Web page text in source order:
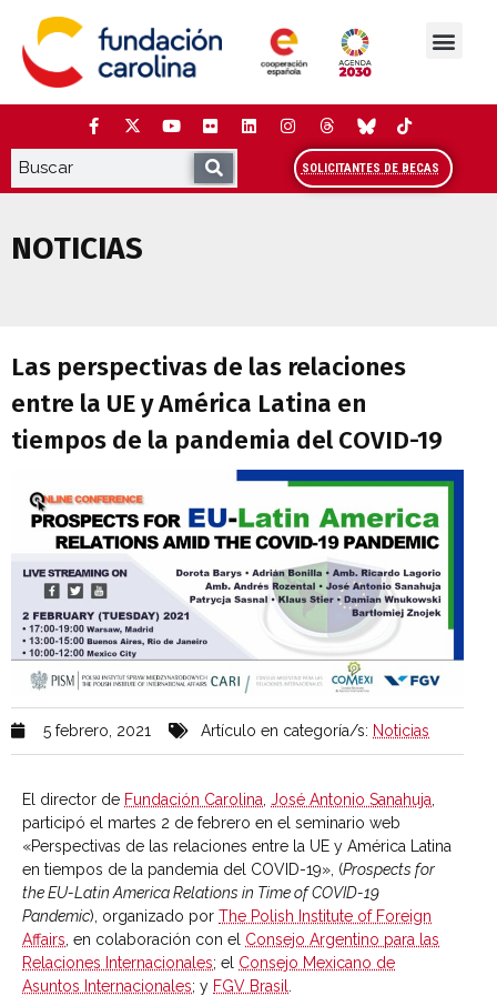
contenido
SOLICITANTES DE BECAS
NOTICIAS
Las perspectivas de las relaciones
entre la UE y América Latina en
tiempos de la pandemia del COVID-19
5 febrero, 2021 Artículo en categoría/s: Noticias
El director de Fundación Carolina José Antonio Sanahuja
participó el martes 2 de febrero en el seminario web
«Perspectivas de las relaciones entre la UE y América Latina
en tiempos de la pandemia del COVID-19», (Prospects for
the EU-Latin America Relations in Time of COVID-19
Pandemic), organizado por The Polish Institute of Foreign
Affairs , en colaboración con el Consejo Argentino para las
Relaciones Internacionales; el Consejo Mexicano de
Asuntos Internacionales; y FGV Brasil